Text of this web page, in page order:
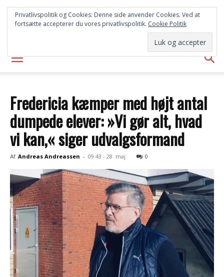
SYD
AVISEN
Fredericia kæmper med højt antal
dumpede elever: »Vi gør alt, hvad
vi kan,« siger udvalgsformand
Af Andreas Andreassen - 09:43 - 28. maj 0
Privatlivspolitik og Cookies: Denne side anvender Cookies. Ved at
fortsætte accepterer du vores privatlivspolitik. Cookie Politik